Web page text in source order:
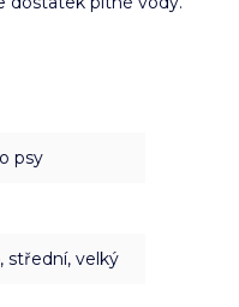
psy
střední, velký